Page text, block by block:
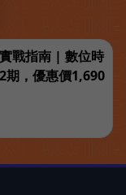
戰指南 | 數位時
期，優惠價1,690